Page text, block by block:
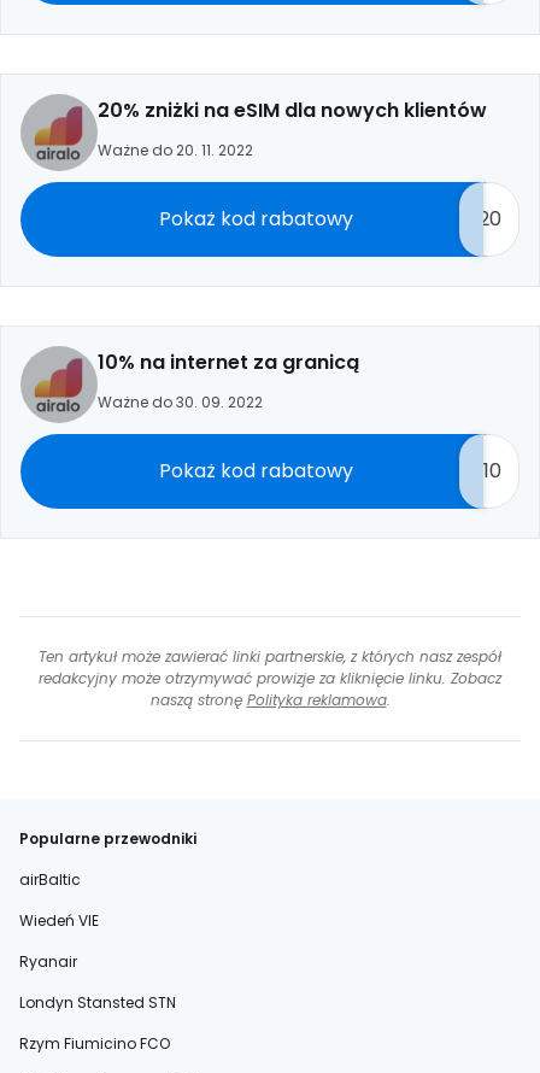
20% zniżki na eSIM dla nowych klientów
Ważne do 20. 11. 2022
Pokaż kod rabatowy 20
10% na internet za granicą
Ważne do 30. 09. 2022
Pokaż kod rabatowy 10
Ten artykuł może zawierać linki partnerskie, z których nasz zespół
redakcyjny może otrzymywać prowizje za kliknięcie linku. Zobacz
naszą stronę Polityka reklamowa.
Popularne przewodniki
airBaltic
Wiedeń VIE
Ryanair
Londyn Stansted STN
Rzym Fiumicino FCO